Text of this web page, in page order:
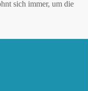
sich immer, um die